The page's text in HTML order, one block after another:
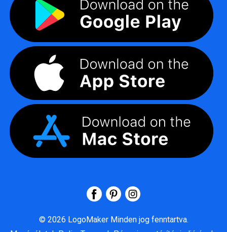
© 2026 LogoMaker Minden jog fenntartva.